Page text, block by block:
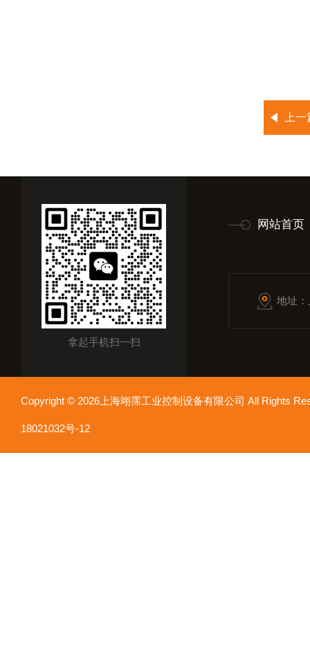
上
拿起手机扫一扫
网站首页
地址
Copyright © 2026上海翊霈工业控制设备有限公司 All Rights
18021032号-12